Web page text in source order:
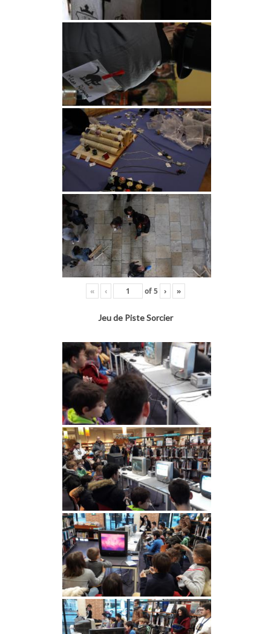
« ‹ of5 › »
Jeu de Piste Sorcier